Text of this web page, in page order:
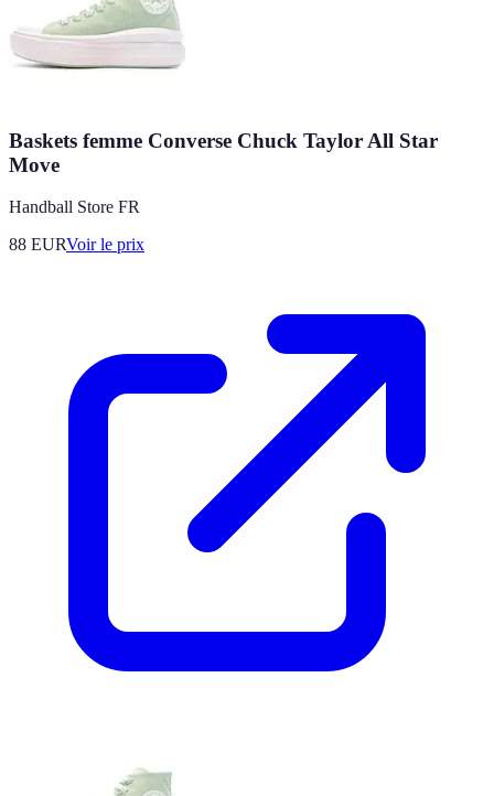
Baskets femme Converse Chuck Taylor All Star
Move
Handball Store FR
88 EURVoir le prix